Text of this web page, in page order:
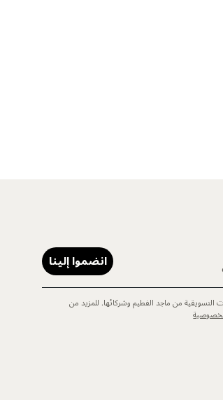
انضموا إلينا
التسويقية من ماجد الفطيم وشركائها. للمزيد من